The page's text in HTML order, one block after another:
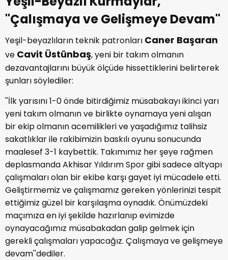
''Çalışmaya ve Gelişmeye Devam''
Yeşil-beyazlıların teknik patronları Caner Başaran
ve Cavit Üstünbaş, yeni bir takım olmanın
dezavantajlarını büyük ölçüde hissettiklerini belirterek
şunları söylediler:
''İlk yarısını 1-0 önde bitirdiğimiz müsabakayı ikinci yarı
yeni takım olmanın ve birlikte oynamaya yeni alışan
bir ekip olmanın acemilikleri ve yaşadığımız talihsiz
sakatlıklar ile rakibimizin baskılı oyunu sonucunda
maalesef 3-1 kaybettik. Takımımız her şeye rağmen
deplasmanda Akhisar Yıldırım Spor gibi sadece altyapı
çalışmaları olan bir ekibe karşı gayet iyi mücadele etti.
Geliştirmemiz ve çalışmamız gereken yönlerinizi tespit
ettiğimiz güzel bir karşılaşma oynadık. Önümüzdeki
maçımıza en iyi şekilde hazırlanıp evimizde
oynayacağımız müsabakadan galip gelmek için
gerekli çalışmaları yapacağız. Çalışmaya ve gelişmeye
devam''dediler.